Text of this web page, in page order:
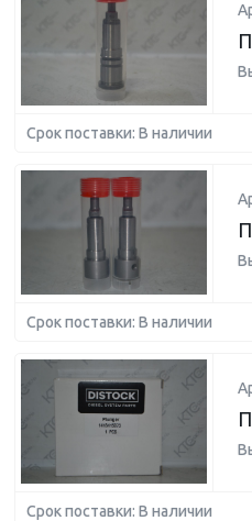
Срок поставки: В наличии
Срок поставки: В наличии
Срок поставки: В наличии